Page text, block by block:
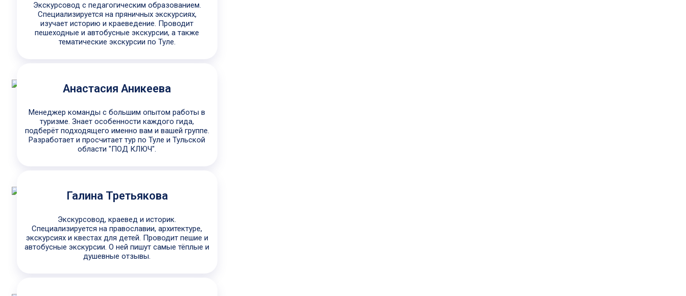
Экскурсовод с педагогическим образованием.
Специализируется на пряничных экскурсиях,
изучает историю и краеведение. Проводит
пешеходные и автобусные экскурсии, а также
тематические экскурсии по Туле.
Анастасия Аникеева
Менеджер команды с большим опытом работы в
туризме. Знает особенности каждого гида,
подберёт подходящего именно вам и вашей группе.
Разработает и просчитает тур по Туле и Тульской
области "ПОД КЛЮЧ".
Галина Третьякова
Экскурсовод, краевед и историк.
Специализируется на православии, архитектуре,
экскурсиях и квестах для детей. Проводит пешие и
автобусные экскурсии. О ней пишут самые тёплые и
душевные отзывы.